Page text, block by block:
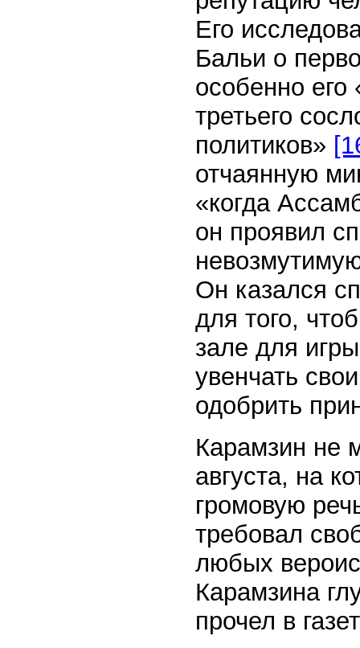
Его
Бальи о
особенно его
третьего
политиков»
отчаянную
«когда
он проявил
Он казался
для того,
зале для
увенчать
одобрить
Карамзин не
августа, на
громовую
требовал
любых
Карамзина
прочел в